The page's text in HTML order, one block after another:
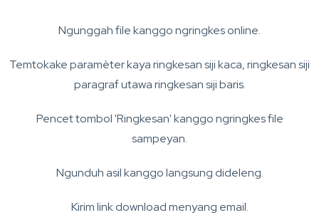
Ngunggah file kanggo ngringkes online.
Temtokake paramèter kaya ringkesan siji kaca, ringkesan siji
paragraf utawa ringkesan siji baris.
Pencet tombol 'Ringkesan' kanggo ngringkes file
sampeyan.
Ngunduh asil kanggo langsung dideleng.
Kirim link download menyang email.